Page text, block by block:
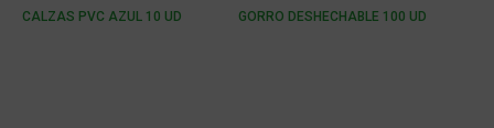
CALZAS PVC AZUL 10 UD GORRO DESHECHABLE 100 UD